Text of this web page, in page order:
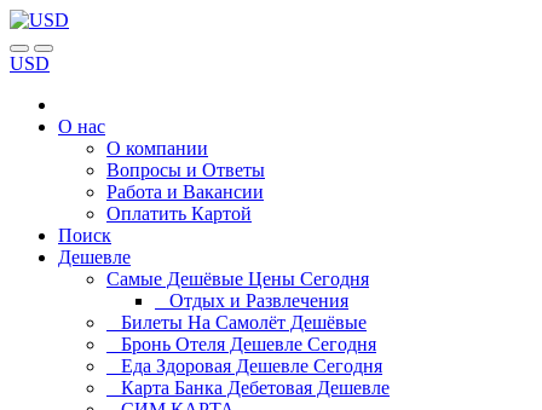
USD
О нас
О компании
Вопросы и Ответы
Работа и Вакансии
Оплатить Картой
Поиск
Дешевле
Самые Дешёвые Цены Сегодня
Отдых и Развлечения
Билеты На Самолёт Дешёвые
Бронь Отеля Дешевле Сегодня
Еда Здоровая Дешевле Сегодня
Карта Банка Дебетовая Дешевле